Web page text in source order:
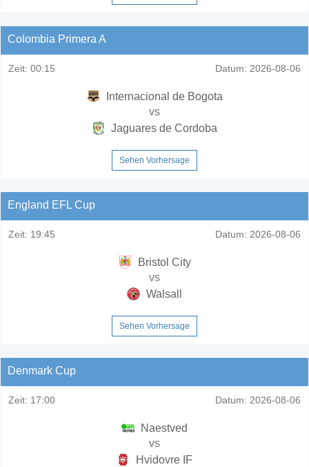
Colombia Primera A
Zeit: 00:15 Datum: 2026-08-06
Internacional de Bogota
vs
Jaguares de Cordoba
Sehen Vorhersage
England EFL Cup
Zeit: 19:45 Datum: 2026-08-06
Bristol City
vs
Walsall
Sehen Vorhersage
Denmark Cup
Zeit: 17:00 Datum: 2026-08-06
Naestved
vs
Hvidovre IF